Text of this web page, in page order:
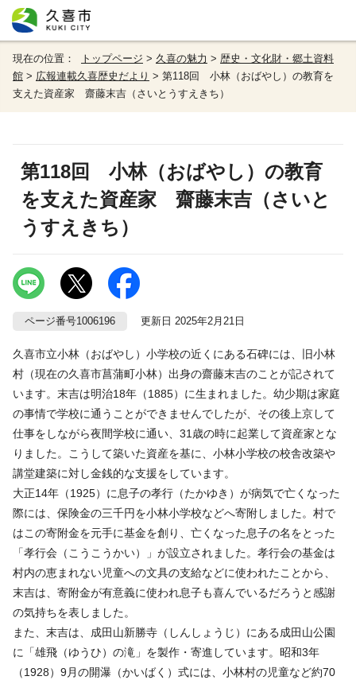
現在の位置： トップページ > 久喜の魅力 > 歴史・文化財・郷土資料
館 > 広報連載久喜歴史だより > 第118回 小林（おばやし）の教育を
支えた資産家 齋藤末吉（さいとうすえきち）
第118回 小林（おばやし）の教育
を支えた資産家 齋藤末吉（さいと
うすえきち）
ページ番号1006196 更新日 2025年2月21日
久喜市立小林（おばやし）小学校の近くにある石碑には、旧小林
村（現在の久喜市菖蒲町小林）出身の齋藤末吉のことが記されて
います。末吉は明治18年（1885）に生まれました。幼少期は家庭
の事情で学校に通うことができませんでしたが、その後上京して
仕事をしながら夜間学校に通い、31歳の時に起業して資産家とな
りました。こうして築いた資産を基に、小林小学校の校舎改築や
講堂建築に対し金銭的な支援をしています。
大正14年（1925）に息子の孝行（たかゆき）が病気で亡くなった
際には、保険金の三千円を小林小学校などへ寄附しました。村で
はこの寄附金を元手に基金を創り、亡くなった息子の名をとった
「孝行会（こうこうかい）」が設立されました。孝行会の基金は
村内の恵まれない児童への文具の支給などに使われたことから、
末吉は、寄附金が有意義に使われ息子も喜んでいるだろうと感謝
の気持ちを表しました。
また、末吉は、成田山新勝寺（しんしょうじ）にある成田山公園
に「雄飛（ゆうひ）の滝」を製作・寄進しています。昭和3年
（1928）9月の開瀑（かいばく）式には、小林村の児童など約70